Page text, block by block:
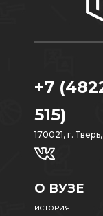
+7
515)
170021, г.
О ВУЗЕ
ИСТОРИЯ